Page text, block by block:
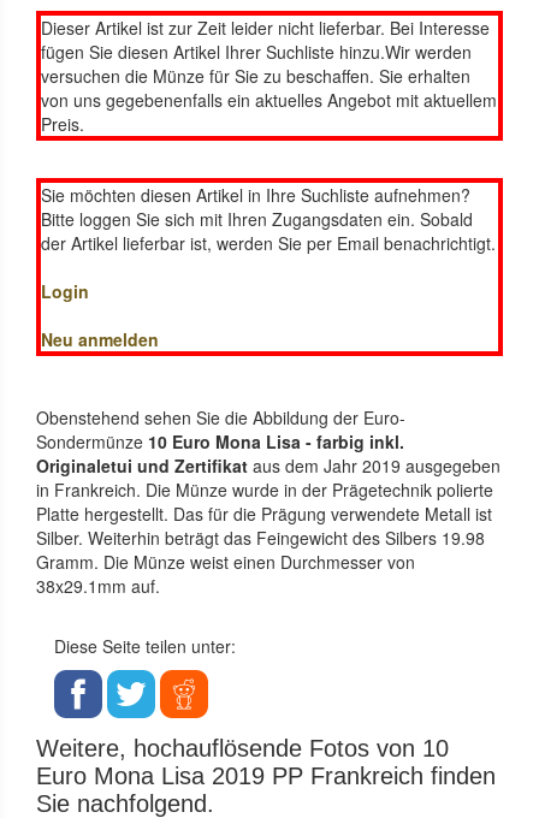
Dieser Artikel ist zur Zeit leider nicht lieferbar. Bei Interesse
fügen Sie diesen Artikel Ihrer Suchliste hinzu.Wir werden
versuchen die Münze für Sie zu beschaffen. Sie erhalten
von uns gegebenenfalls ein aktuelles Angebot mit aktuellem
Preis.
Sie möchten diesen Artikel in Ihre Suchliste aufnehmen?
Bitte loggen Sie sich mit Ihren Zugangsdaten ein. Sobald
der Artikel lieferbar ist, werden Sie per Email benachrichtigt.
Login
Neu anmelden
Obenstehend sehen Sie die Abbildung der Euro-
Sondermünze 10 Euro Mona Lisa - farbig inkl.
Originaletui und Zertifikat aus dem Jahr 2019 ausgegeben
in Frankreich. Die Münze wurde in der Prägetechnik polierte
Platte hergestellt. Das für die Prägung verwendete Metall ist
Silber. Weiterhin beträgt das Feingewicht des Silbers 19.98
Gramm. Die Münze weist einen Durchmesser von
38x29.1mm auf.
Diese Seite teilen unter:
Weitere, hochauflösende Fotos von 10
Euro Mona Lisa 2019 PP Frankreich finden
Sie nachfolgend.